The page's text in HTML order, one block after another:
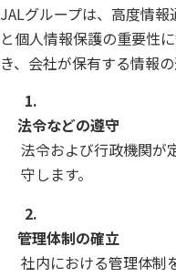
JALグループは、高度情
と個人情報保護の重要性
き、会社が保有する情報
1.
法令などの遵守
法令および行政機関が
守します。
2.
管理体制の確立
社内における管理体制